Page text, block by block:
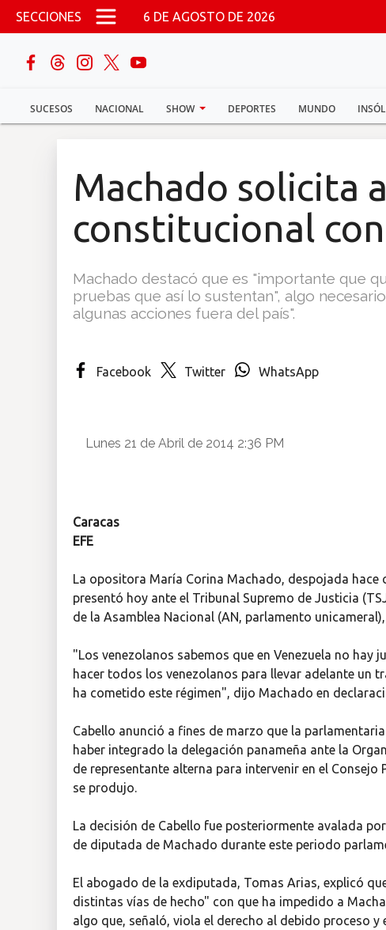
Pasar al contenido principal
SECCIONES 6 DE AGOSTO DE 2026
SUCESOS NACIONAL SHOW DEPORTES MUNDO
buscar
Sucesos
Machado solicita
constitucional
Machado destacó que es "importante que
pruebas que así lo sustentan", algo
algunas acciones fuera del país".
Facebook Twitter WhatsApp
Lunes 21 de Abril de 2014 2:36 PM
Caracas
EFE
La opositora María Corina Machado, despojada hace
presentó hoy ante el Tribunal Supremo de Justicia
de la Asamblea Nacional (AN, parlamento
"Los venezolanos sabemos que en Venezuela no
hacer todos los venezolanos para llevar adelante un
ha cometido este régimen", dijo Machado en
Cabello anunció a fines de marzo que la
haber integrado la delegación panameña ante la
de representante alterna para intervenir en el
se produjo.
La decisión de Cabello fue posteriormente avalada
de diputada de Machado durante este periodo
El abogado de la exdiputada, Tomas Arias, explicó
distintas vías de hecho" con que ha impedido a
algo que, señaló, viola el derecho al debido proceso